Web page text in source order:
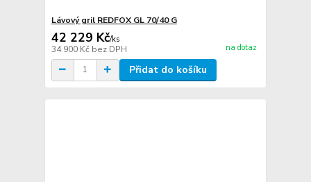
Lávový gril REDFOX GL 70/40 G
42 229 Kč/ks
34 900 Kč bez DPH na dotaz
Přidat do košíku